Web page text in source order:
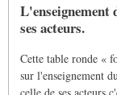
L'enseignement
ses acteurs.
Cette table ronde «
sur l'enseignement